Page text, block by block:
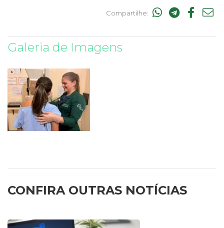
Compartilhe:
Galeria de Imagens
CONFIRA OUTRAS NOTÍCIAS